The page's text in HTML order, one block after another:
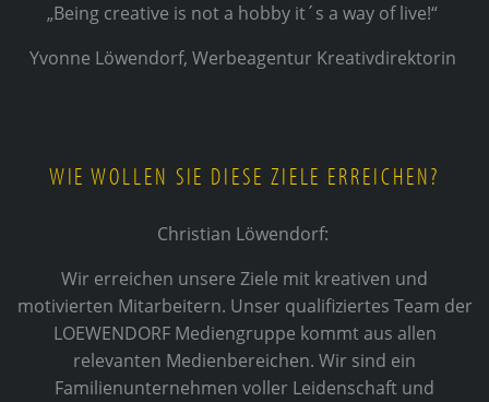
„Being creative is not a hobby it´s a way of live!“
Yvonne Löwendorf, Werbeagentur Kreativdirektorin
WIE WOLLEN SIE DIESE ZIELE ERREICHEN?
Christian Löwendorf:
Wir erreichen unsere Ziele mit kreativen und
motivierten Mitarbeitern. Unser qualifiziertes Team der
LOEWENDORF Mediengruppe kommt aus allen
relevanten Medienbereichen. Wir sind ein
Familienunternehmen voller Leidenschaft und